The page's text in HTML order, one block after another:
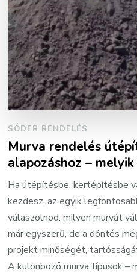
SÓDER RENDELÉS
Murva rendelés
alapozáshoz –
Ha útépítésbe, kertépítésbe
kezdesz, az egyik
válaszolnod: milyen murvát
már egyszerű, de a döntés
projekt minőségét,
A különböző murva típusok –